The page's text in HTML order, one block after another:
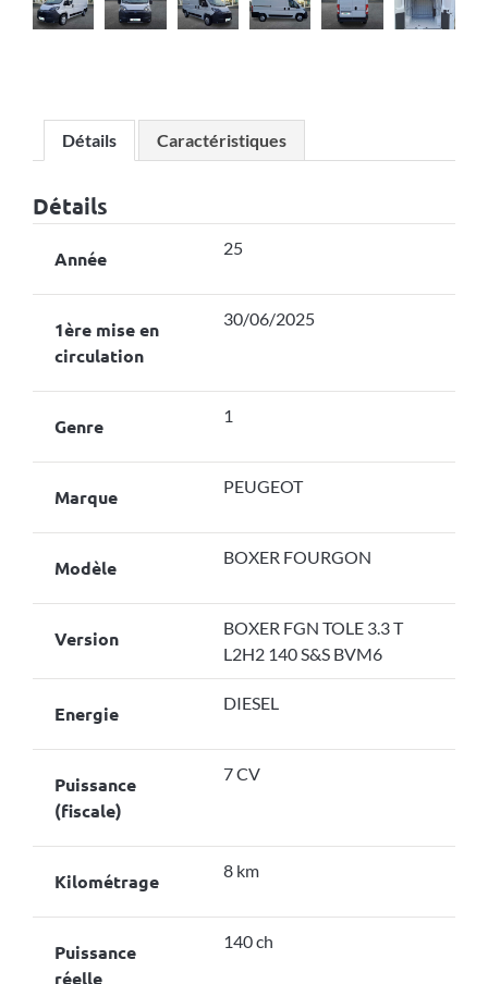
Détails Caractéristiques
Détails
Année 25
1ère mise en
circulation
30/06/2025
Genre 1
Marque PEUGEOT
Modèle BOXER FOURGON
Version
BOXER FGN TOLE 3.3 T
L2H2 140 S&S BVM6
Energie DIESEL
Puissance
(fiscale)
7 CV
Kilométrage 8 km
Puissance
réelle
140 ch